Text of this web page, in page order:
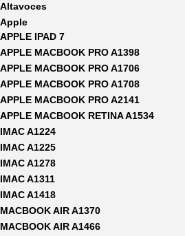
Altavoces
Apple
APPLE IPAD 7
APPLE MACBOOK PRO A1398
APPLE MACBOOK PRO A1706
APPLE MACBOOK PRO A1708
APPLE MACBOOK PRO A2141
APPLE MACBOOK RETINA A1534
IMAC A1224
IMAC A1225
IMAC A1278
IMAC A1311
IMAC A1418
MACBOOK AIR A1370
MACBOOK AIR A1466